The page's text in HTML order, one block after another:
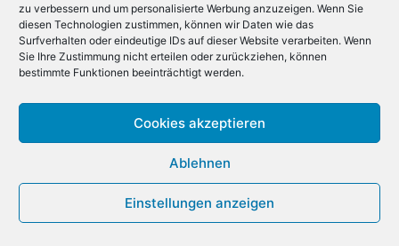
zu verbessern und um personalisierte Werbung anzuzeigen. Wenn Sie
diesen Technologien zustimmen, können wir Daten wie das
Surfverhalten oder eindeutige IDs auf dieser Website verarbeiten. Wenn
Sie Ihre Zustimmung nicht erteilen oder zurückziehen, können
bestimmte Funktionen beeinträchtigt werden.
Cookies akzeptieren
Ablehnen
Einstellungen anzeigen
Die beliebtesten Städtereisen:
Erleben Sie die faszinierendsten
Metropolen weltweit
Städtereise nach Krakau
Städtereise nach Barcelona
Städtereise nach Berlin